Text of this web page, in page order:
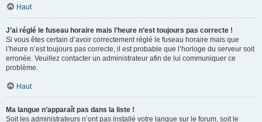
Haut
J’ai réglé le fuseau horaire mais l’heure n’est toujours pas correcte !
Si vous êtes certain d’avoir correctement réglé le fuseau horaire mais que
l’heure n’est toujours pas correcte, il est probable que l’horloge du serveur soit
erronée. Veuillez contacter un administrateur afin de lui communiquer ce
problème.
Haut
Ma langue n’apparaît pas dans la liste !
Soit les administrateurs n’ont pas installé votre langue sur le forum, soit le